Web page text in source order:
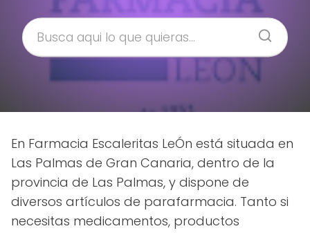
En Farmacia Escaleritas LeÓn está situada en
Las Palmas de Gran Canaria, dentro de la
provincia de Las Palmas, y dispone de
diversos artículos de parafarmacia. Tanto si
necesitas medicamentos, productos